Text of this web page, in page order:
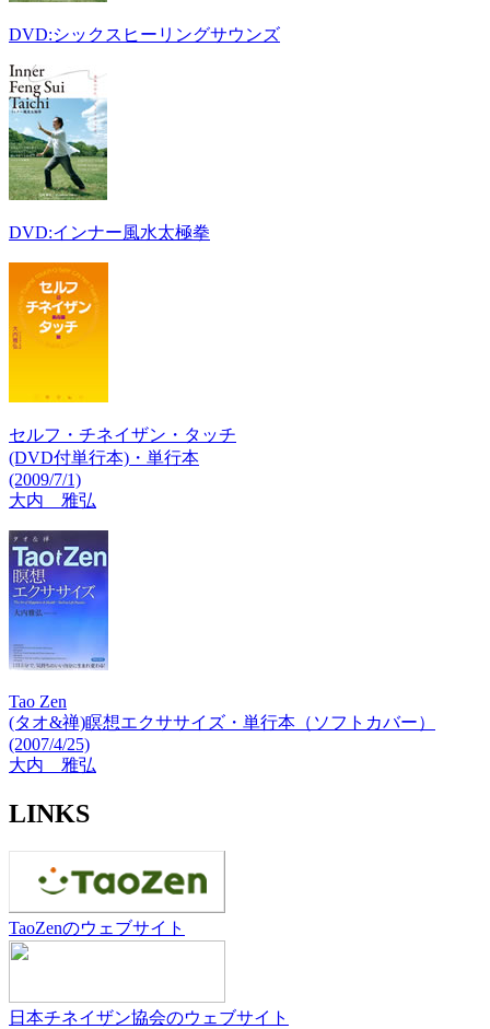
DVD:シックスヒーリングサウンズ
DVD:インナー風水太極拳
セルフ・チネイザン・タッチ
(DVD付単行本)・単行本
(2009/7/1)
大内 雅弘
Tao Zen
(タオ&禅)瞑想エクササイズ・単行本（ソフトカバー）
(2007/4/25)
大内 雅弘
LINKS
TaoZenのウェブサイト
日本チネイザン協会のウェブサイト